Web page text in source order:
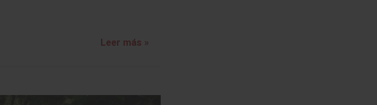
Leer más »